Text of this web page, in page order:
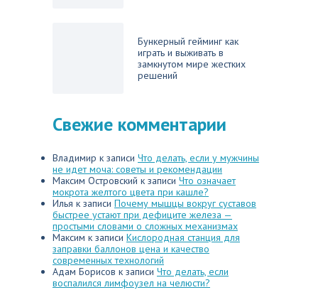
Бункерный гейминг как
играть и выживать в
замкнутом мире жестких
решений
Свежие комментарии
Владимир к записи Что делать, если у мужчины
не идет моча: советы и рекомендации
Максим Островский к записи Что означает
мокрота желтого цвета при кашле?
Илья к записи Почему мышцы вокруг суставов
быстрее устают при дефиците железа —
простыми словами о сложных механизмах
Максим к записи Кислородная станция для
заправки баллонов цена и качество
современных технологий
Адам Борисов к записи Что делать, если
воспалился лимфоузел на челюсти?